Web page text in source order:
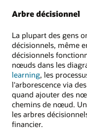
Arbre décisionnel
La plupart des gens
décisionnels, même
décisionnels
nœuds dans les
learning, les
l'arborescence via
quand ajouter des
chemins de nœud.
les arbres
financier.